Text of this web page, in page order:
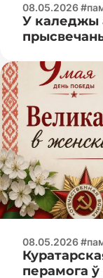
08.05.2026
У каледжы
08.05.2026
перамога